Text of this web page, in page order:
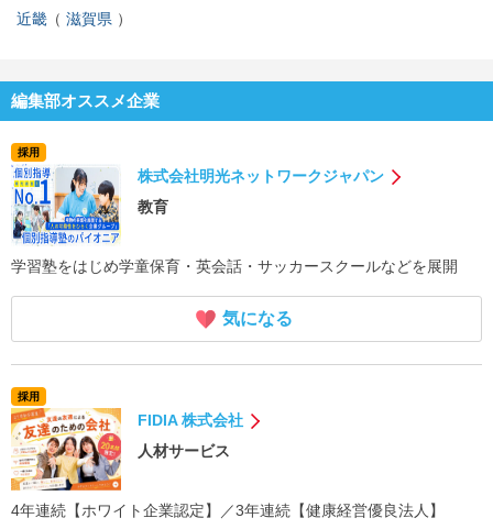
近畿 滋賀県
編集部オススメ企業
採用
株式会社明光ネットワークジャパン
教育
学習塾をはじめ学童保育・英会話・サッカースクールなどを展開
気になる
採用
FIDIA 株式会社
人材サービス
4年連続【ホワイト企業認定】／3年連続【健康経営優良法人】